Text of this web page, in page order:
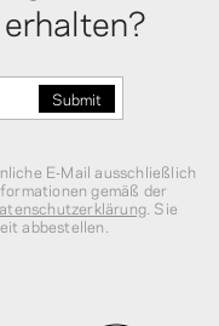
E‑Mail ausschließlich
gemäß der
. Sie
abbestellen.